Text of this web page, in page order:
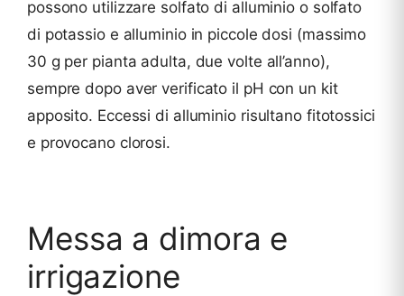
possono utilizzare solfato di alluminio o solfato
di potassio e alluminio in piccole dosi (massimo
30 g per pianta adulta, due volte all’anno),
sempre dopo aver verificato il pH con un kit
apposito. Eccessi di alluminio risultano fitotossici
e provocano clorosi.
Messa a dimora e
irrigazione